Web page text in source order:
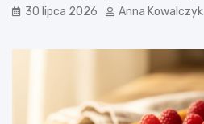
30 lipca 2026 Anna Kowalczyk